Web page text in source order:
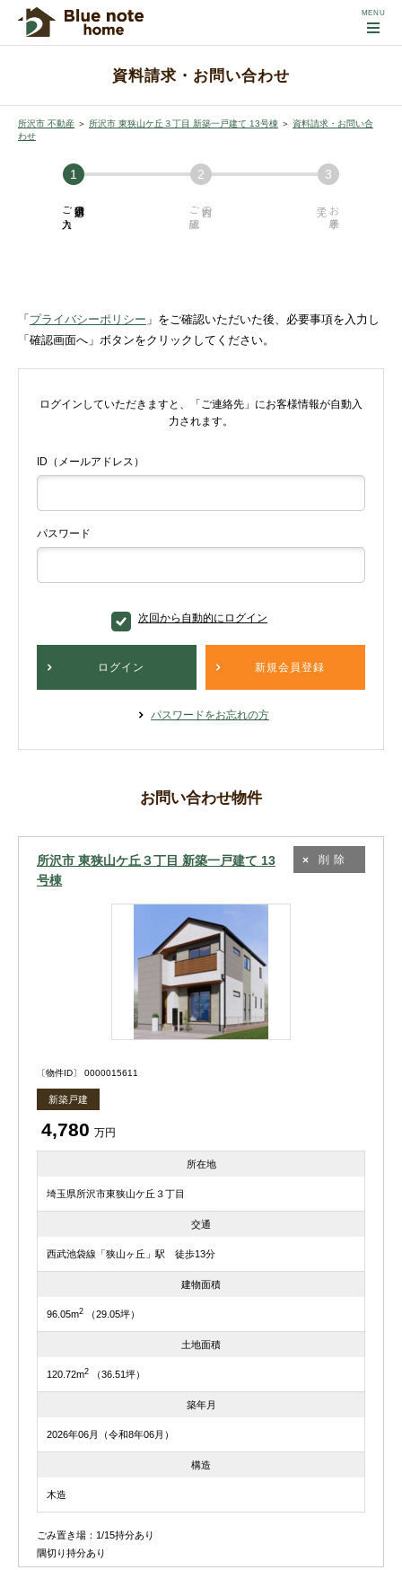
資料請求・お問い合わせ
所沢市 不動産 ＞ 所沢市 東狭山ケ丘３丁目 新築一戸建て 13号棟 ＞ 資料請求・お問い合
わせ
必須項目の
ご入力 内容の
ご確認 お手続き
「 プライバシーポリシー 」をご確認いただいた後、必要事項を入力し
「確認画面へ」ボタンをクリックしてください。
ログインしていただきますと、「ご連絡先」にお客様情報が自動入
力されます。
ID（メールアドレス）
パスワード
次回から自動的にログイン
ログイン 新規会員登録
パスワードをお忘れの方
お問い合わせ物件
所沢市 東狭山ケ丘３丁目 新築一戸建て 13
号棟
削除
〔物件ID〕 0000015611
新築戸建
4,780 万円
所在地
埼玉県所沢市東狭山ケ丘３丁目
交通
西武池袋線「狭山ヶ丘」駅 徒歩13分
建物面積
96.05m2 （29.05坪）
土地面積
120.72m2 （36.51坪）
築年月
2026年06月（令和8年06月）
構造
木造
ごみ置き場：1/15持分あり
隅切り持分あり